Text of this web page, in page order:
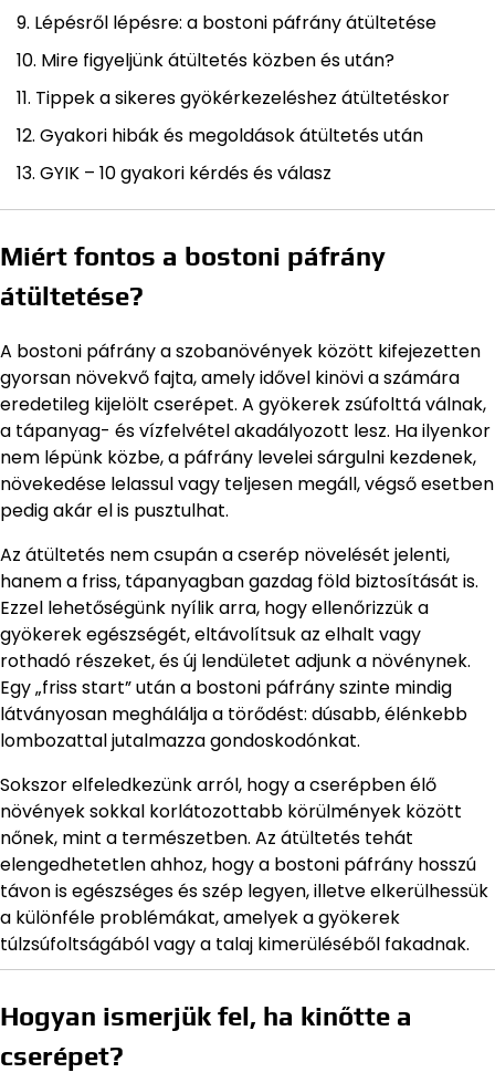
Lépésről lépésre: a bostoni páfrány átültetése
Mire figyeljünk átültetés közben és után?
Tippek a sikeres gyökérkezeléshez átültetéskor
Gyakori hibák és megoldások átültetés után
GYIK – 10 gyakori kérdés és válasz
Miért fontos a bostoni páfrány
átültetése?
A bostoni páfrány a szobanövények között kifejezetten
gyorsan növekvő fajta, amely idővel kinövi a számára
eredetileg kijelölt cserépet. A gyökerek zsúfolttá válnak,
a tápanyag- és vízfelvétel akadályozott lesz. Ha ilyenkor
nem lépünk közbe, a páfrány levelei sárgulni kezdenek,
növekedése lelassul vagy teljesen megáll, végső esetben
pedig akár el is pusztulhat.
Az átültetés nem csupán a cserép növelését jelenti,
hanem a friss, tápanyagban gazdag föld biztosítását is.
Ezzel lehetőségünk nyílik arra, hogy ellenőrizzük a
gyökerek egészségét, eltávolítsuk az elhalt vagy
rothadó részeket, és új lendületet adjunk a növénynek.
Egy „friss start” után a bostoni páfrány szinte mindig
látványosan meghálálja a törődést: dúsabb, élénkebb
lombozattal jutalmazza gondoskodónkat.
Sokszor elfeledkezünk arról, hogy a cserépben élő
növények sokkal korlátozottabb körülmények között
nőnek, mint a természetben. Az átültetés tehát
elengedhetetlen ahhoz, hogy a bostoni páfrány hosszú
távon is egészséges és szép legyen, illetve elkerülhessük
a különféle problémákat, amelyek a gyökerek
túlzsúfoltságából vagy a talaj kimerüléséből fakadnak.
Hogyan ismerjük fel, ha kinőtte a
cserépet?